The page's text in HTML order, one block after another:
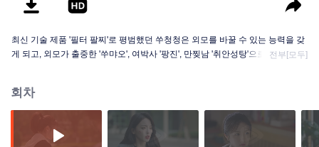
최신 기술 제품 '필터 팔찌'로 평범했던 쑤청청은 외모를 바꿀 수 있는 능력을 갖
게 되고, 외모가 출중한 '쑤먀오', 여박사 '팡진', 만찢남 '취안성탕'으로 변신해 약
비밀을 지키기 위해 쑤청청은 매번 변신을 거듭하며 거짓말을 해야 했고, 마침
내 탕치에게 정체를 들켜버린다. 그리고 탕치도 자기가 사랑하는 사람이 쑤청청
이란 사실을 깨닫는데… '천조집'을 중국 특색의 고급 뷰티 브랜드로 발전하기
위해 쑤청청과 탕치는 함께 새로운 국산 뷰티 제품을 기획한다. 결국 쑤청청은
전부[모두]
회차